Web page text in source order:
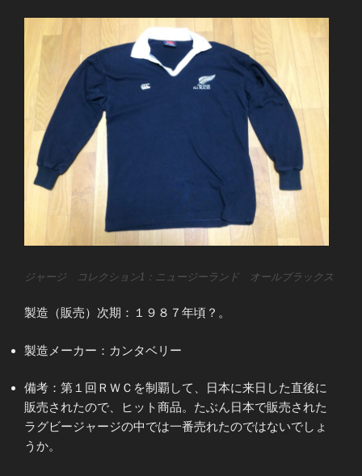
ジャージ コレクション1：ニュージーランド オールブラックス
製造（販売）次期：１９８７年頃？。
製造メーカー：カンタベリー
備考：第１回ＲＷＣを制覇して、日本に来日した直後に
販売されたので、ヒット商品。たぶん日本で販売された
ラグビージャージの中では一番売れたのではないでしょ
うか。